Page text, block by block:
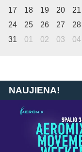
17
18 19 20 21
24
25 26 27 28
31
01 02 03 04
NAUJIENA!